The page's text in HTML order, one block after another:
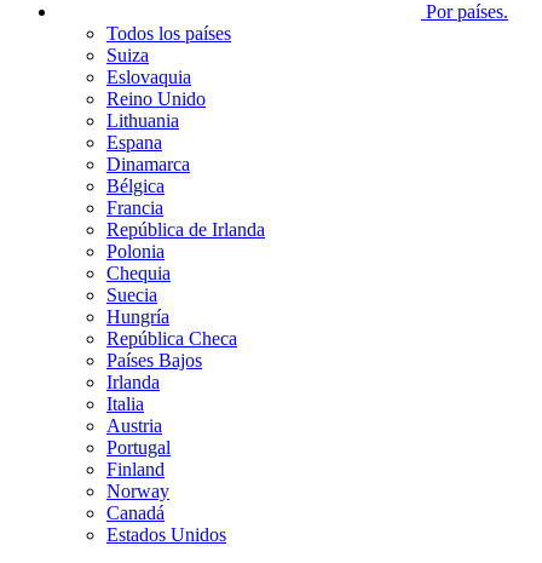
Por países.
Todos los países
Suiza
Eslovaquia
Reino Unido
Lithuania
Espana
Dinamarca
Bélgica
Francia
República de Irlanda
Polonia
Chequia
Suecia
Hungría
República Checa
Países Bajos
Irlanda
Italia
Austria
Portugal
Finland
Norway
Canadá
Estados Unidos